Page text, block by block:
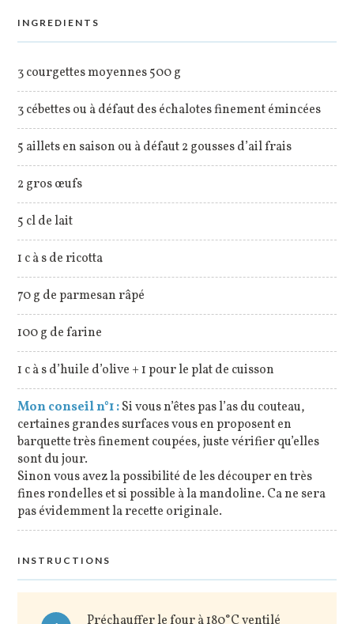
INGREDIENTS
3 courgettes moyennes 500 g
3 cébettes ou à défaut des échalotes finement émincées
5 aillets en saison ou à défaut 2 gousses d’ail frais
2 gros œufs
5 cl de lait
1 c à s de ricotta
70 g de parmesan râpé
100 g de farine
1 c à s d’huile d’olive + 1 pour le plat de cuisson
Mon conseil n°1 :Si vous n’êtes pas l’as du couteau,
certaines grandes surfaces vous en proposent en
barquette très finement coupées, juste vérifier qu’elles
sont du jour.
Sinon vous avez la possibilité de les découper en très
fines rondelles et si possible à la mandoline. Ca ne sera
pas évidemment la recette originale.
INSTRUCTIONS